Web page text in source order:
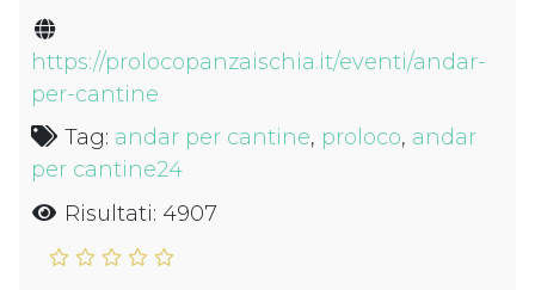
https://prolocopanzaischia.it/eventi/andar-
per-cantine
Tag: andar per cantine, proloco, andar
per cantine24
Risultati: 4907